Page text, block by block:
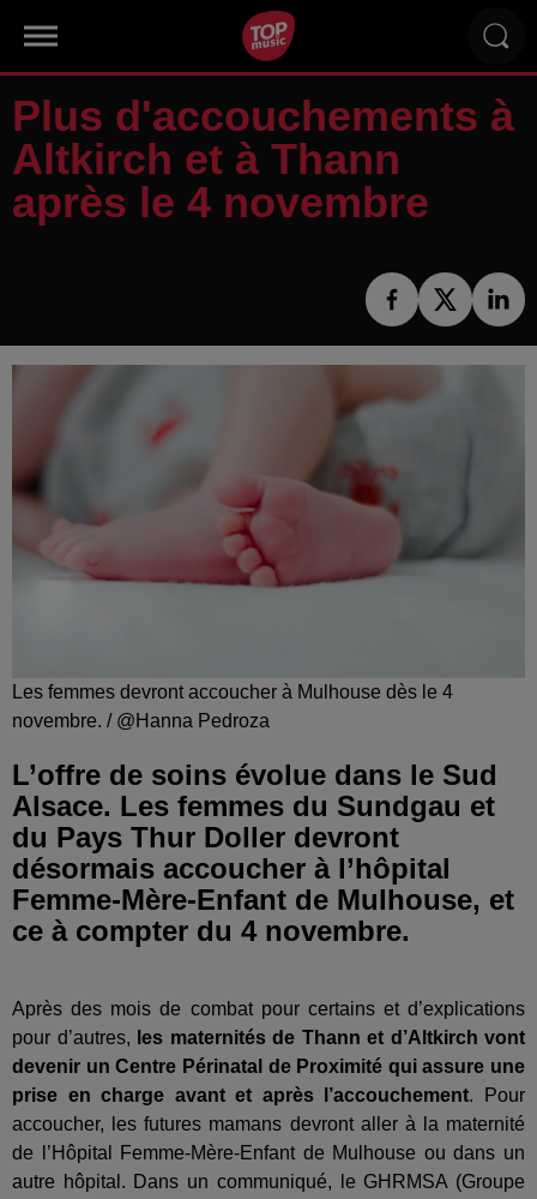
Plus d'accouchements à
Altkirch et à Thann
après le 4 novembre
Les femmes devront accoucher à Mulhouse dès le 4
novembre. / @Hanna Pedroza
L’offre de soins évolue dans le Sud
Alsace. Les femmes du Sundgau et
du Pays Thur Doller devront
désormais accoucher à l’hôpital
Femme-Mère-Enfant de Mulhouse, et
ce à compter du 4 novembre.
Après des mois de combat pour certains et d’explications
pour d’autres, les maternités de Thann et d’Altkirch vont
devenir un Centre Périnatal de Proximité qui assure une
prise en charge avant et après l’accouchement. Pour
accoucher, les futures mamans devront aller à la maternité
de l’Hôpital Femme-Mère-Enfant de Mulhouse ou dans un
autre hôpital. Dans un communiqué, le GHRMSA (Groupe